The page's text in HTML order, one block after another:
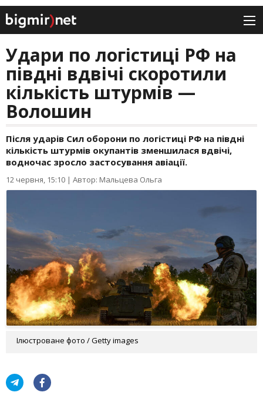
Удари по логістиці РФ на
півдні вдвічі скоротили
кількість штурмів —
Волошин
Після ударів Сил оборони по логістиці РФ на півдні
кількість штурмів окупантів зменшилася вдвічі,
водночас зросло застосування авіації.
12 червня, 15:10 | Автор: Мальцева Ольга
Ілюстроване фото / Getty images